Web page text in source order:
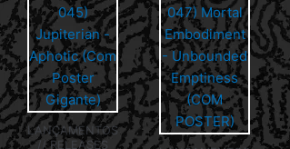
LANÇAMENTOS
// RELEASES